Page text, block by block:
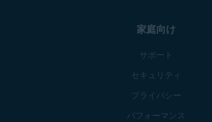
家庭向け
サポート
セキュリティ
プライバシー
パフォーマンス